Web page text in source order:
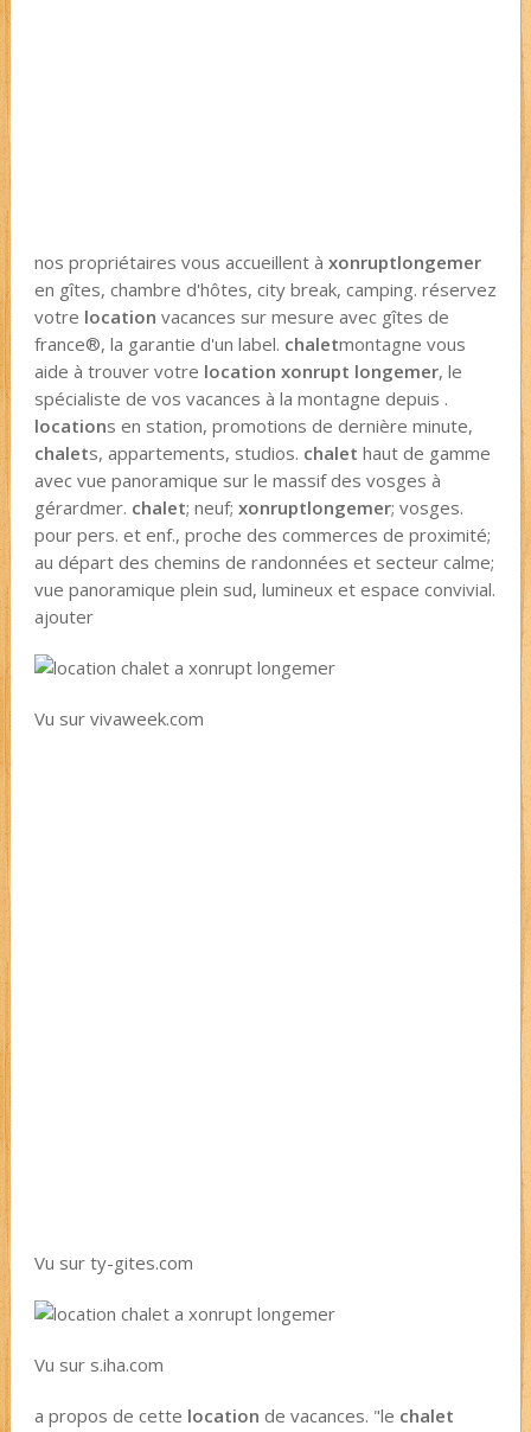
nos propriétaires vous accueillent à xonruptlongemer
en gîtes, chambre d'hôtes, city break, camping. réservez
votre location vacances sur mesure avec gîtes de
france®, la garantie d'un label. chaletmontagne vous
aide à trouver votre location xonrupt longemer, le
spécialiste de vos vacances à la montagne depuis .
locations en station, promotions de dernière minute,
chalets, appartements, studios. chalet haut de gamme
avec vue panoramique sur le massif des vosges à
gérardmer. chalet; neuf; xonruptlongemer; vosges.
pour pers. et enf., proche des commerces de proximité;
au départ des chemins de randonnées et secteur calme;
vue panoramique plein sud, lumineux et espace convivial.
ajouter
Vu sur vivaweek.com
Vu sur ty-gites.com
Vu sur s.iha.com
a propos de cette location de vacances. "le chalet